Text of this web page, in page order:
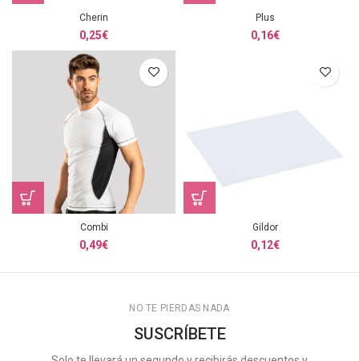
Cherin
0,25€
Plus
0,16€
Combi
0,49€
Gildor
0,12€
NO TE PIERDAS NADA
SUSCRÍBETE